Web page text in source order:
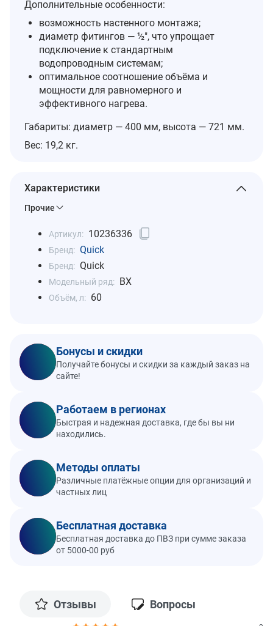
Дополнительные особенности:
возможность настенного монтажа;
диаметр фитингов — ½″, что упрощает
подключение к стандартным
водопроводным системам;
оптимальное соотношение объёма и
мощности для равномерного и
эффективного нагрева.
Габариты: диаметр — 400 мм, высота — 721 мм.
Вес: 19,2 кг.
Характеристики
Прочие
Артикул: 10236336
Бренд: Quick
Бренд: Quick
Модельный ряд: BX
Объём, л: 60
Бонусы и скидки
Получайте бонусы и скидки за каждый заказ на
сайте!
Работаем в регионах
Быстрая и надежная доставка, где бы вы ни
находились.
Методы оплаты
Различные платёжные опции для организаций и
частных лиц
Бесплатная доставка
Бесплатная доставка до ПВЗ при сумме заказа
от 5000-00 руб
Отзывы Вопросы